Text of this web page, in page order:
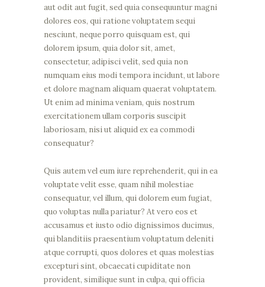
aut odit aut fugit, sed quia consequuntur magni
dolores eos, qui ratione voluptatem sequi
nesciunt, neque porro quisquam est, qui
dolorem ipsum, quia dolor sit, amet,
consectetur, adipisci velit, sed quia non
numquam eius modi tempora incidunt, ut labore
et dolore magnam aliquam quaerat voluptatem.
Ut enim ad minima veniam, quis nostrum
exercitationem ullam corporis suscipit
laboriosam, nisi ut aliquid ex ea commodi
consequatur?
Quis autem vel eum iure reprehenderit, qui in ea
voluptate velit esse, quam nihil molestiae
consequatur, vel illum, qui dolorem eum fugiat,
quo voluptas nulla pariatur? At vero eos et
accusamus et iusto odio dignissimos ducimus,
qui blanditiis praesentium voluptatum deleniti
atque corrupti, quos dolores et quas molestias
excepturi sint, obcaecati cupiditate non
provident, similique sunt in culpa, qui officia